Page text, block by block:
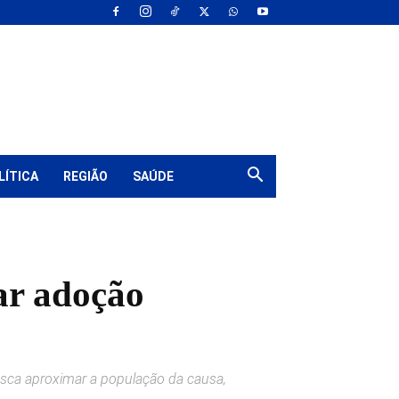
REGIÃO SAÚDE
adoção
aproximar a população da causa,